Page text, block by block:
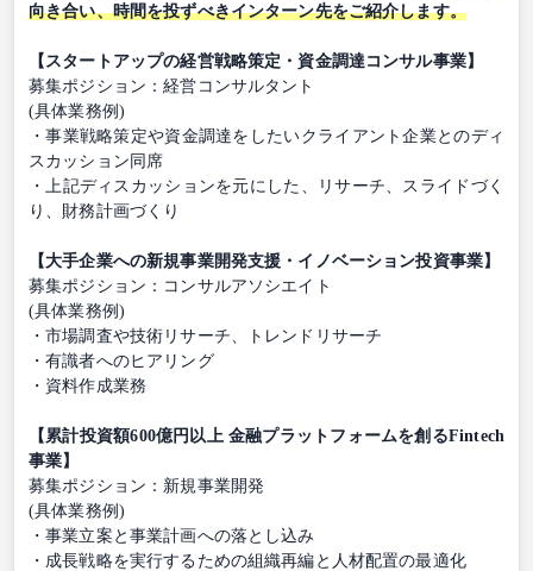
向き合い、時間を投ずべきインターン先をご紹介します。
【スタートアップの経営戦略策定・資金調達コンサル事業】
募集ポジション：経営コンサルタント
(具体業務例)
・事業戦略策定や資金調達をしたいクライアント企業とのディ
スカッション同席
・上記ディスカッションを元にした、リサーチ、スライドづく
り、財務計画づくり
【大手企業への新規事業開発支援・イノベーション投資事業】
募集ポジション：コンサルアソシエイト
(具体業務例)
・市場調査や技術リサーチ、トレンドリサーチ
・有識者へのヒアリング
・資料作成業務
【累計投資額600億円以上 金融プラットフォームを創るFintech
事業】
募集ポジション：新規事業開発
(具体業務例)
・事業立案と事業計画への落とし込み
・成長戦略を実行するための組織再編と人材配置の最適化